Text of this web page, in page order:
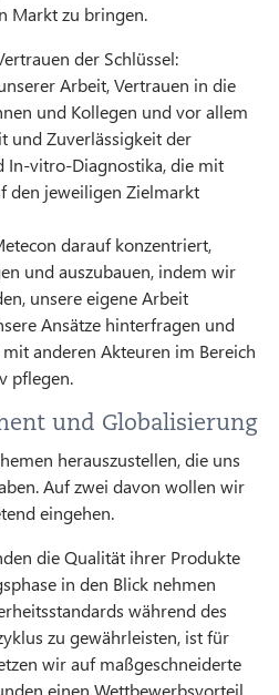
Markt zu bringen.
der Schlüssel:
Arbeit, Vertrauen in die
und Kollegen und vor allem
und Zuverlässigkeit der
In-vitro-Diagnostika, die mit
den jeweiligen Zielmarkt
darauf konzentriert,
und auszubauen, indem wir
unsere eigene Arbeit
Ansätze hinterfragen und
anderen Akteuren im Bereich
pflegen.
und Globalisierung
herauszustellen, die uns
Auf zwei davon wollen wir
eingehen.
die Qualität ihrer Produkte
in den Blick nehmen
während des
zu gewährleisten, ist für
wir auf maßgeschneiderte
einen Wettbewerbsvorteil